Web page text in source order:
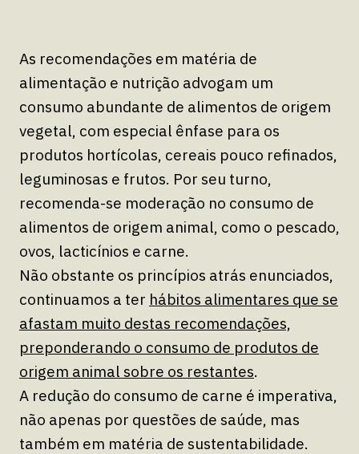
As recomendações em matéria de
alimentação e nutrição advogam um
consumo abundante de alimentos de origem
vegetal, com especial ênfase para os
produtos hortícolas, cereais pouco refinados,
leguminosas e frutos. Por seu turno,
recomenda-se moderação no consumo de
alimentos de origem animal, como o pescado,
ovos, lacticínios e carne.
Não obstante os princípios atrás enunciados,
continuamos a ter hábitos alimentares que se
afastam muito destas recomendações,
preponderando o consumo de produtos de
origem animal sobre os restantes.
A redução do consumo de carne é imperativa,
não apenas por questões de saúde, mas
também em matéria de sustentabilidade.